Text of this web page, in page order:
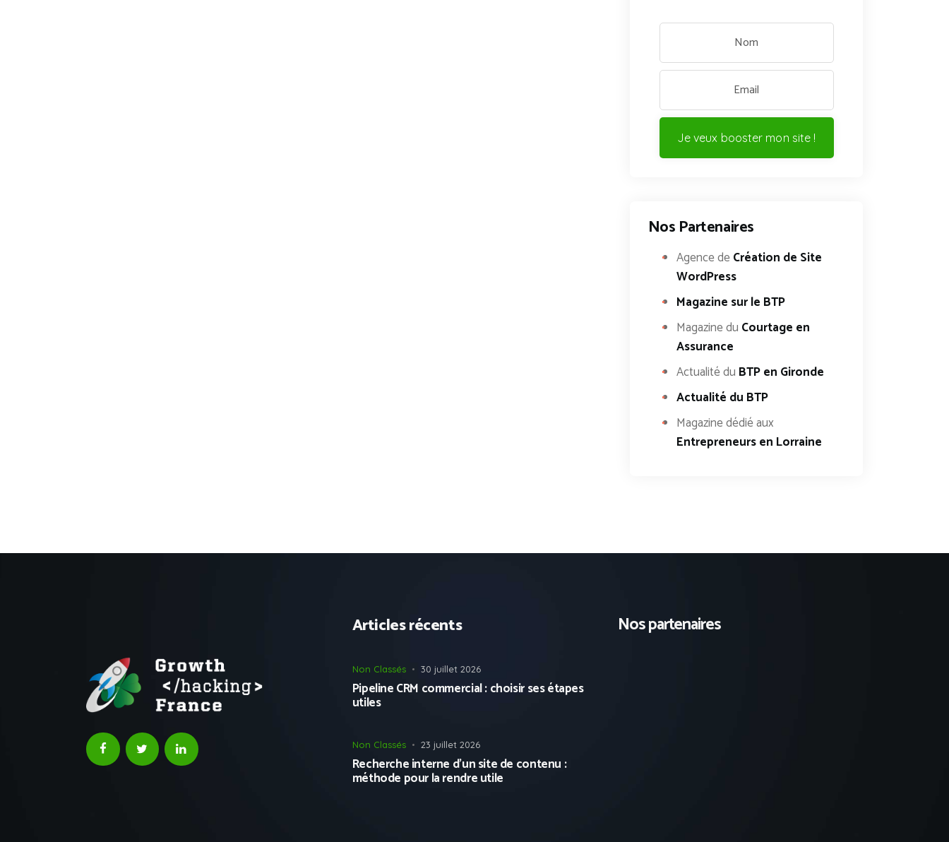
Je veux booster mon site !
Nos Partenaires
Agence deCréation de Site
WordPress
Magazine sur le BTP
Magazine du Courtage en
Assurance
Actualité du BTP en Gironde
Actualité du BTP
Magazine dédié aux
Entrepreneurs en Lorraine
Articles récents
Non Classés 30 juillet 2026
Pipeline CRM commercial : choisir ses étapes
utiles
Non Classés 23 juillet 2026
Recherche interne d’un site de contenu :
méthode pour la rendre utile
Nos partenaires